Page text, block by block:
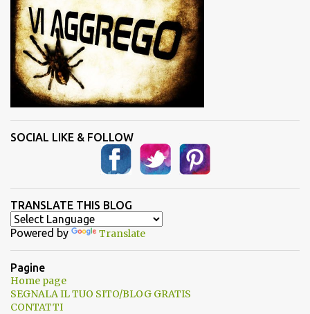
SOCIAL LIKE & FOLLOW
TRANSLATE THIS BLOG
Powered by Translate
Pagine
Home page
SEGNALA IL TUO SITO/BLOG GRATIS
CONTATTI